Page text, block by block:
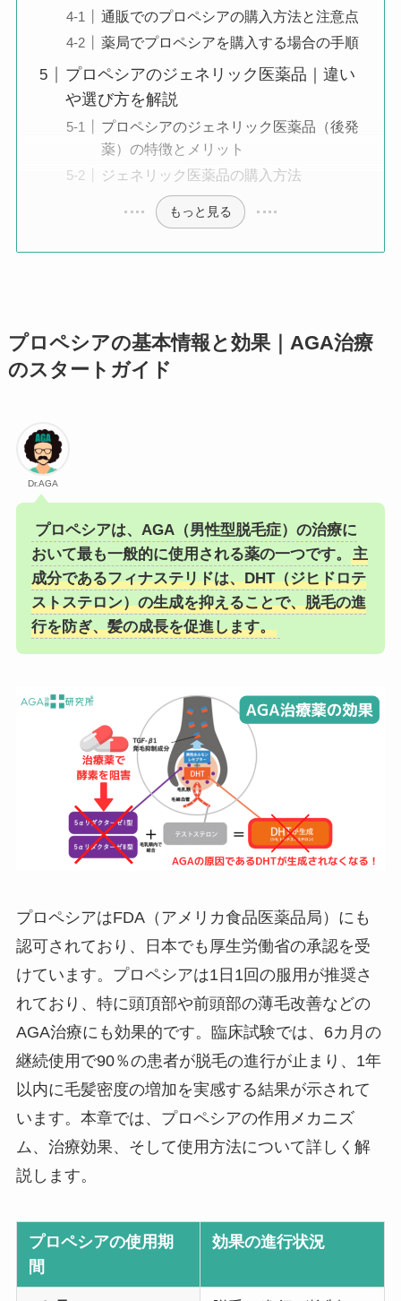
通販でのプロペシアの購入方法と注意点
薬局でプロペシアを購入する場合の手順
プロペシアのジェネリック医薬品｜違い
や選び方を解説
プロペシアのジェネリック医薬品（後発
薬）の特徴とメリット
ジェネリック医薬品の購入方法
もっと見る
プロペシアの基本情報と効果｜AGA治療
のスタートガイド
Dr.AGA
プロペシアは、AGA（男性型脱毛症）の治療に
おいて最も一般的に使用される薬の一つです。
主
成分であるフィナステリドは、DHT（ジヒドロテ
ストステロン）の生成を抑えることで、脱毛の進
行を防ぎ、髪の成長を促進します。
プロペシアはFDA（アメリカ食品医薬品局）にも
認可されており、日本でも厚生労働省の承認を受
けています。プロペシアは1日1回の服用が推奨さ
れており、特に頭頂部や前頭部の薄毛改善などの
AGA治療にも効果的です。臨床試験では、6カ月の
継続使用で90％の患者が脱毛の進行が止まり、1年
以内に毛髪密度の増加を実感する結果が示されて
います。本章では、プロペシアの作用メカニズ
ム、治療効果、そして使用方法について詳しく解
説します。
プロペシアの使用期
間
効果の進行状況